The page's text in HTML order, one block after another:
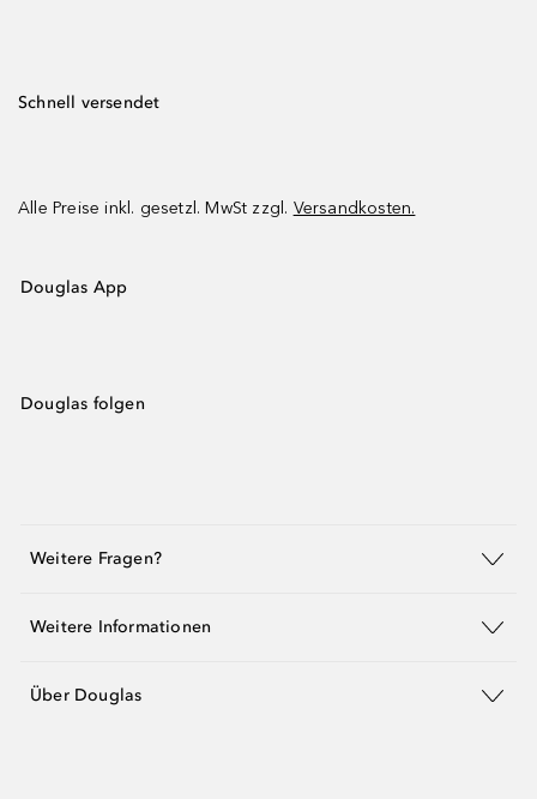
Schnell versendet
Alle Preise inkl. gesetzl. MwSt zzgl. Versandkosten.
Douglas App
Douglas folgen
Weitere Fragen?
Weitere Informationen
Über Douglas